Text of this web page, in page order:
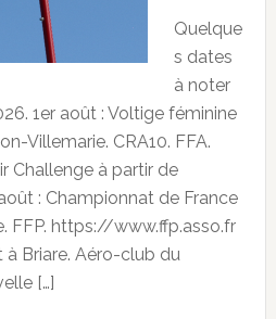
Quelque
s dates
à noter
1er août : Voltige féminine
Villemarie. CRA10. FFA.
Challenge à partir de
: Championnat de France
FFP. https://www.ffp.asso.fr
Briare. Aéro-club du
[…]